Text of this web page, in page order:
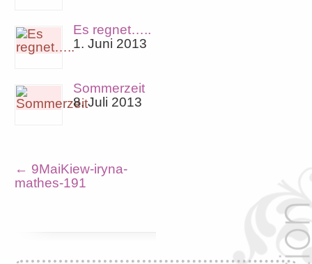
Es regnet…..
1. Juni 2013
Sommerzeit
8. Juli 2013
← 9MaiKiew-iryna-
mathes-191